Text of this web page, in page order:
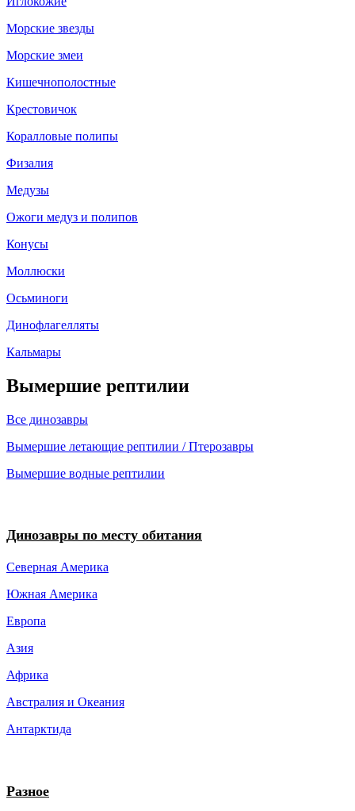
Морские звезды
Морские змеи
Кишечнополостные
Крестовичок
Коралловые полипы
Физалия
Медузы
Ожоги медуз и полипов
Конусы
Моллюски
Осьминоги
Динофлагелляты
Кальмары
Вымершие рептилии
Все динозавры
Вымершие летающие рептилии / Птерозавры
Вымершие водные рептилии
Динозавры по месту обитания
Северная Америка
Южная Америка
Европа
Азия
Африка
Австралия и Океания
Антарктида
Разное